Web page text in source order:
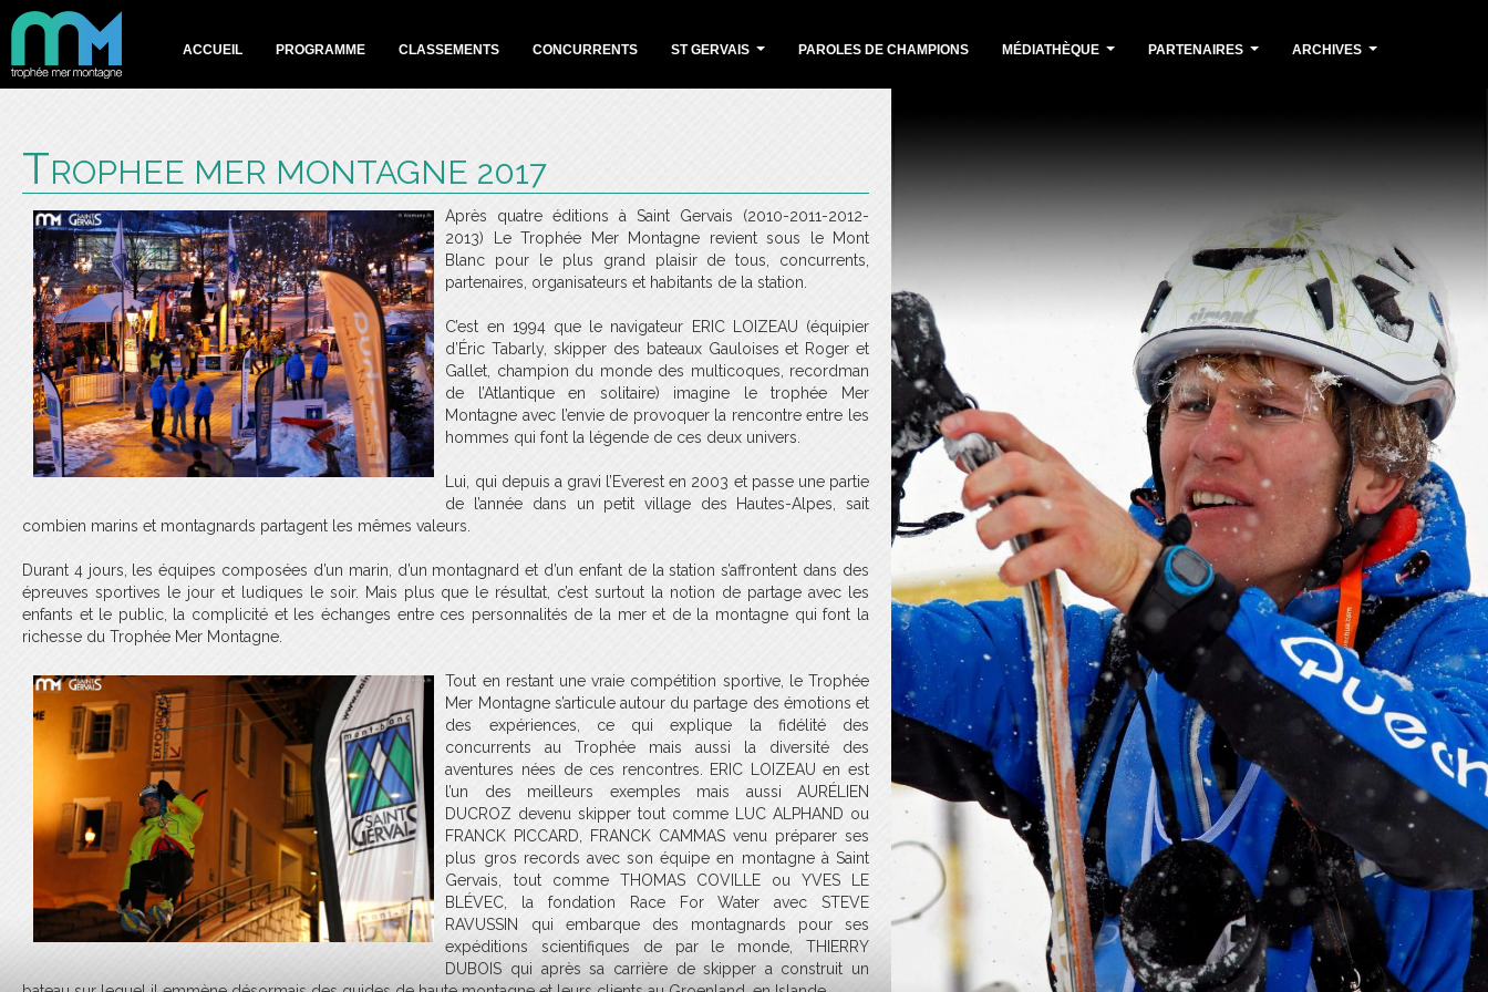
ACCUEIL PROGRAMME CLASSEMENTS CONCURRENTS ST GERVAIS PAROLES DE CHAMPIONS MÉDIATHÈQUE PARTENAIRES ARCHIVES
TROPHEE MER MONTAGNE 2017
Après quatre éditions à Saint Gervais (2010-2011-2012-
2013) Le Trophée Mer Montagne revient sous le Mont
Blanc pour le plus grand plaisir de tous, concurrents,
partenaires, organisateurs et habitants de la station.
C’est en 1994 que le navigateur ERIC LOIZEAU (équipier
d’Éric Tabarly, skipper des bateaux Gauloises et Roger et
Gallet, champion du monde des multicoques, recordman
de l’Atlantique en solitaire) imagine le trophée Mer
Montagne avec l’envie de provoquer la rencontre entre les
hommes qui font la légende de ces deux univers.
Lui, qui depuis a gravi l’Everest en 2003 et passe une partie
de l’année dans un petit village des Hautes-Alpes, sait
combien marins et montagnards partagent les mêmes valeurs.
Durant 4 jours, les équipes composées d’un marin, d’un montagnard et d’un enfant de la station s’affrontent dans des
épreuves sportives le jour et ludiques le soir. Mais plus que le résultat, c’est surtout la notion de partage avec les
enfants et le public, la complicité et les échanges entre ces personnalités de la mer et de la montagne qui font la
richesse du Trophée Mer Montagne.
Tout en restant une vraie compétition sportive, le Trophée
Mer Montagne s’articule autour du partage des émotions et
des expériences, ce qui explique la fidélité des
concurrents au Trophée mais aussi la diversité des
aventures nées de ces rencontres. ERIC LOIZEAU en est
l’un des meilleurs exemples mais aussi AURÉLIEN
DUCROZ devenu skipper tout comme LUC ALPHAND ou
FRANCK PICCARD, FRANCK CAMMAS venu préparer ses
plus gros records avec son équipe en montagne à Saint
Gervais, tout comme THOMAS COVILLE ou YVES LE
BLÉVEC, la fondation Race For Water avec STEVE
RAVUSSIN qui embarque des montagnards pour ses
expéditions scientifiques de par le monde, THIERRY
DUBOIS qui après sa carrière de skipper a construit un